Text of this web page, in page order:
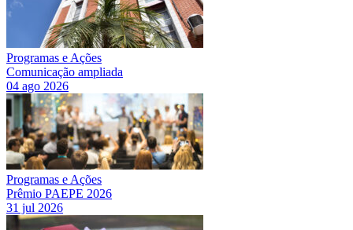
Programas e Ações
Comunicação ampliada
04 ago 2026
Programas e Ações
Prêmio PAEPE 2026
31 jul 2026